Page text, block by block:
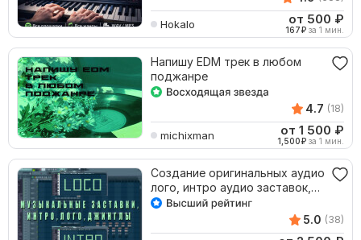
Hokalo от 500 ₽
167₽ за 1 мин.
Напишу EDM трек в любом
поджанре
4.7 (18)
michixman от 1 500 ₽
1,500₽ за 1 мин.
Создание оригинальных аудио
лого, интро аудио заставок,
рингтонов
5.0 (38)